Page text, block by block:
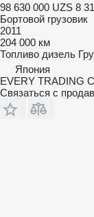
98 630 000 UZS 8
Бортовой грузовик
2011
204 000 км
Топливо дизель
Япония
EVERY TRADING
Связаться с